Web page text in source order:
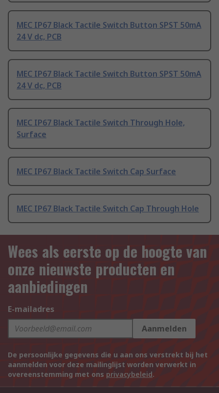
MEC IP67 Black Tactile Switch Button SPST 50mA
24 V dc, PCB
MEC IP67 Black Tactile Switch Button SPST 50mA
24 V dc, PCB
MEC IP67 Black Tactile Switch Through Hole,
Surface
MEC IP67 Black Tactile Switch Cap Surface
MEC IP67 Black Tactile Switch Cap Through Hole
Wees als eerste op de hoogte van
onze nieuwste producten en
aanbiedingen
E-mailadres
Aanmelden
De persoonlijke gegevens die u aan ons verstrekt bij het
aanmelden voor deze mailinglijst worden verwerkt in
overeenstemming met ons privacybeleid.